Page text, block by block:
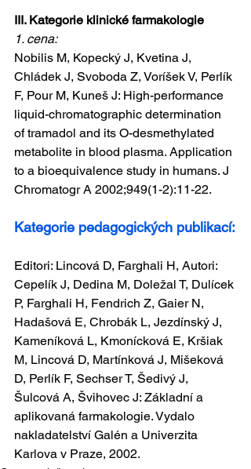
III. Kategorie klinické farmakologie
1. cena:
Nobilis M, Kopecký J, Kvetina J,
Chládek J, Svoboda Z, Voríšek V, Perlík
F, Pour M, Kuneš J: High-performance
liquid-chromatographic determination
of tramadol and its O-desmethylated
metabolite in blood plasma. Application
to a bioequivalence study in humans. J
Chromatogr A 2002;949(1-2):11-22.
Kategorie pedagogických publikací:
Editori: Lincová D, Farghali H, Autori:
Cepelík J, Dedina M, Doležal T, Dulícek
P, Farghali H, Fendrich Z, Gaier N,
Hadašová E, Chrobák L, Jezdínský J,
Kameníková L, Kmonícková E, Kršiak
M, Lincová D, Martínková J, Mišeková
D, Perlík F, Sechser T, Šedivý J,
Šulcová A, Švihovec J: Základní a
aplikovaná farmakologie. Vydalo
nakladatelství Galén a Univerzita
Karlova v Praze, 2002.